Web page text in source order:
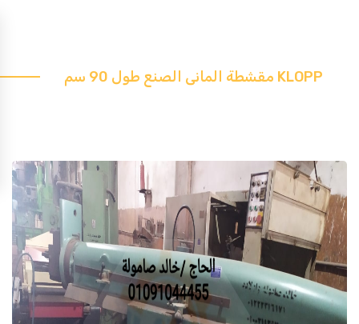
مقشطة المانى الصنع طول 90 سم KLOPP